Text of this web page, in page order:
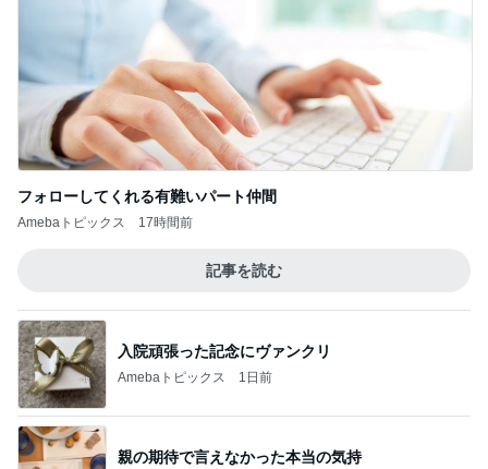
フォローしてくれる有難いパート仲間
Amebaトピックス 17時間前
記事を読む
入院頑張った記念にヴァンクリ
Amebaトピックス 1日前
親の期待で言えなかった本当の気持